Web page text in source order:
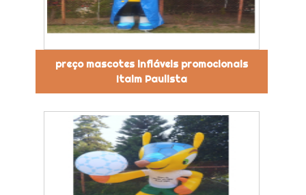
preço mascotes infláveis promocionais
Itaim Paulista